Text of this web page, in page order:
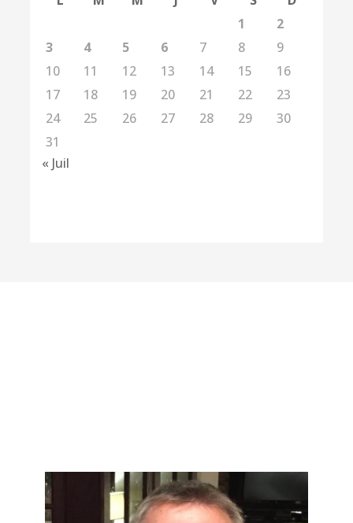
1
2
3
4 5 6 7 8
9
10
11 12 13 14 15
16
17
18 19 20 21 22
23
24
25 26 27 28 29
30
31
« Juil